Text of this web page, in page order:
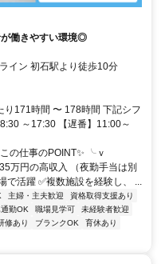
が働きやすい環境◎
イン 初石駅より徒歩10分
171時間 〜 178時間 下記シフ
～17:30 【遅番】11:00～
事のPOINT✨ ╰ｖ
の高収入 （夜勤手当は別
で活躍 ✅複数施設を経験し、 ...
主婦・主夫歓迎
資格取得支援あり
勤OK 職場見学可
未経験者歓迎
修あり ブランクOK
育休あり